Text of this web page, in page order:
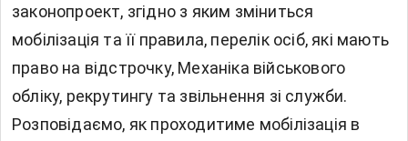
законопроект, згідно з яким зміниться
мобілізація та її правила, перелік осіб, які мають
право на відстрочку, Механіка військового
обліку, рекрутингу та звільнення зі служби.
Розповідаємо, як проходитиме мобілізація в